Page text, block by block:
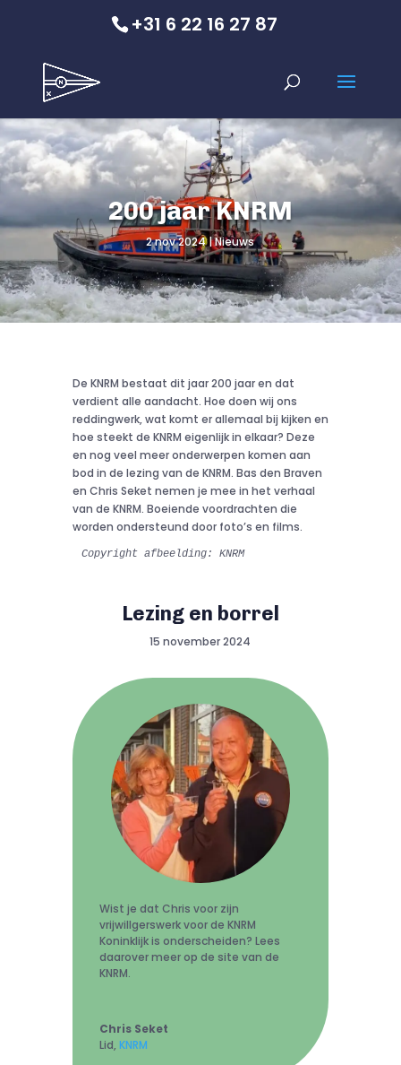
+31 6 22 16 27 87
200 jaar KNRM
2 nov 2024 Nieuws
De KNRM bestaat dit jaar 200 jaar en dat
verdient alle aandacht. Hoe doen wij ons
reddingwerk, wat komt er allemaal bij kijken en
hoe steekt de KNRM eigenlijk in elkaar? Deze
en nog veel meer onderwerpen komen aan
bod in de lezing van de KNRM. Bas den Braven
en Chris Seket nemen je mee in het verhaal
van de KNRM. Boeiende voordrachten die
worden ondersteund door foto’s en films.
Copyright afbeelding: KNRM
Lezing en borrel
15 november 2024
Wist je dat Chris voor zijn
vrijwillgerswerk voor de KNRM
Koninklijk is onderscheiden? Lees
daarover meer op de site van de
KNRM.
Chris Seket
Lid, KNRM